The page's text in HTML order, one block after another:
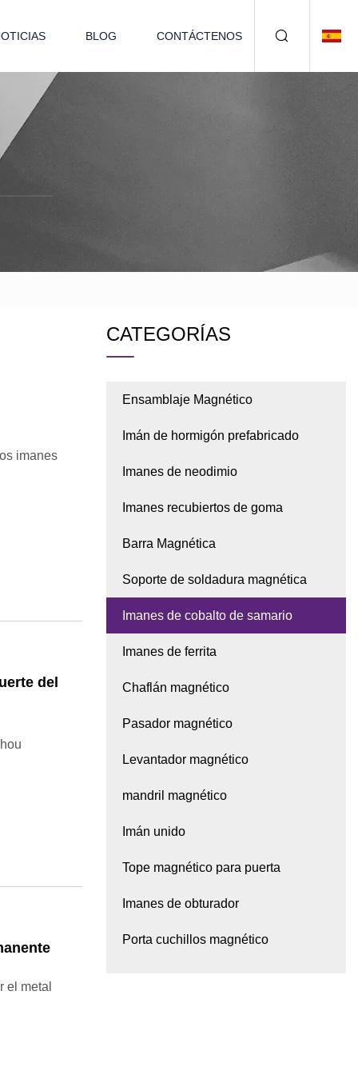
BLOG CONTÁCTENOS
imanes
del
el metal
CATEGORÍAS
Ensamblaje Magnético
Imán de hormigón prefabricado
Imanes de neodimio
Imanes recubiertos de goma
Barra Magnética
Soporte de soldadura magnética
Imanes de cobalto de samario
Imanes de ferrita
Chaflán magnético
Pasador magnético
Levantador magnético
mandril magnético
Imán unido
Tope magnético para puerta
Imanes de obturador
Porta cuchillos magnético